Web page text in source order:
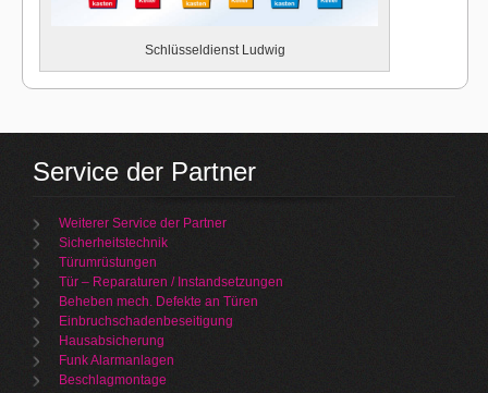
Schlüsseldienst Ludwig
Service der Partner
Weiterer Service der Partner
Sicherheitstechnik
Türumrüstungen
Tür – Reparaturen / Instandsetzungen
Beheben mech. Defekte an Türen
Einbruchschadenbeseitigung
Hausabsicherung
Funk Alarmanlagen
Beschlagmontage